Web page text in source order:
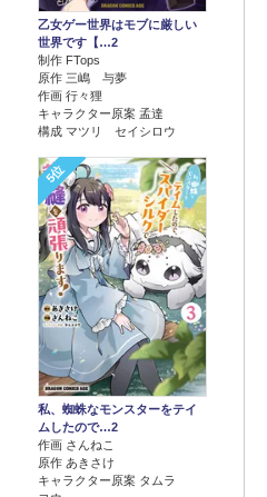
乙女ゲー世界はモブに厳しい
世界です【…2
制作 FTops
原作 三嶋 与夢
作画 行々狸
キャラクター原案 孟達
構成 マツリ セイシロウ
5位
私、蜘蛛なモンスターをテイ
ムしたので…2
作画 さんねこ
原作 あきさけ
キャラクター原案 タムラ